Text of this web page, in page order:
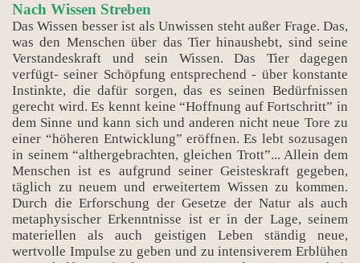
Nach Wissen Streben
Das Wissen besser ist als Unwissen steht außer Frage. Das,
was den Menschen über das Tier hinaushebt, sind seine
Verstandeskraft und sein Wissen. Das Tier dagegen
verfügt- seiner Schöpfung entsprechend - über konstante
Instinkte, die dafür sorgen, das es seinen Bedürfnissen
gerecht wird. Es kennt keine “Hoffnung auf Fortschritt” in
dem Sinne und kann sich und anderen nicht neue Tore zu
einer “höheren Entwicklung” eröffnen. Es lebt sozusagen
in seinem “althergebrachten, gleichen Trott”... Allein dem
Menschen ist es aufgrund seiner Geisteskraft gegeben,
täglich zu neuem und erweitertem Wissen zu kommen.
Durch die Erforschung der Gesetze der Natur als auch
metaphysischer Erkenntnisse ist er in der Lage, seinem
materiellen als auch geistigen Leben ständig neue,
wertvolle Impulse zu geben und zu intensiverem Erblühen